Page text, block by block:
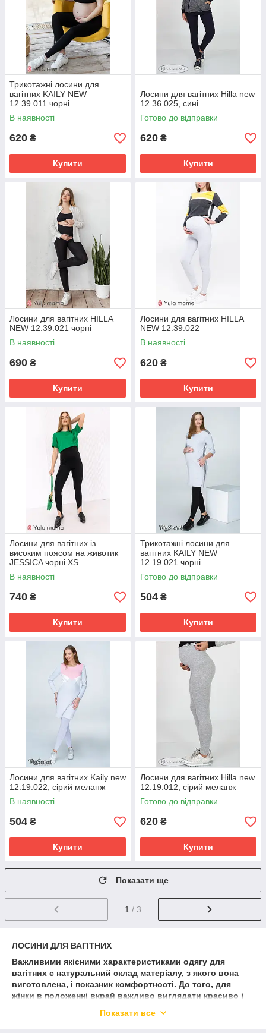
Трикотажні лосини для
вагітних KAILY NEW
12.39.011 чорні
В наявності
620 ₴
Купити
Лосини для вагітних Hilla new
12.36.025, сині
Готово до відправки
620 ₴
Купити
Лосини для вагітних HILLA
NEW 12.39.021 чорні
В наявності
690 ₴
Купити
Лосини для вагітних HILLA
NEW 12.39.022
В наявності
620 ₴
Купити
Лосини для вагітних із
високим поясом на животик
JESSICA чорні XS
В наявності
740 ₴
Купити
Трикотажні лосини для
вагітних KAILY NEW
12.19.021 чорні
Готово до відправки
504 ₴
Купити
Лосини для вагітних Kaily new
12.19.022, сірий меланж
В наявності
504 ₴
Купити
Лосини для вагітних Hilla new
12.19.012, сірий меланж
Готово до відправки
620 ₴
Купити
Показати ще
1 / 3
ЛОСИНИ ДЛЯ ВАГІТНИХ
Важливими якісними характеристиками одягу для
вагітних є натуральний склад матеріалу, з якого вона
виготовлена, і показник комфортності. До того, для
жінки в положенні вкрай важливо виглядати красиво і
настрою та чудового психоемоційного стану в цілому.
Показати все